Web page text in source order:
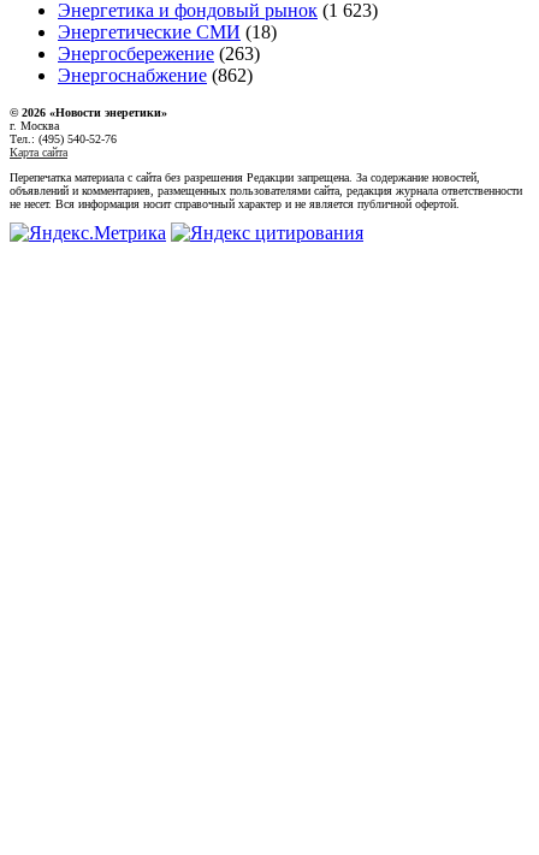
Энергетика и фондовый рынок (1 623)
Энергетические СМИ (18)
Энергосбережение (263)
Энергоснабжение (862)
© 2026 «Новости энеретики»
г. Москва
Тел.: (495) 540-52-76
Карта сайта
Перепечатка материала с сайта без разрешения Редакции запрещена. За содержание новостей,
объявлений и комментариев, размещенных пользователями сайта, редакция журнала ответственности
не несет. Вся информация носит справочный характер и не является публичной офертой.